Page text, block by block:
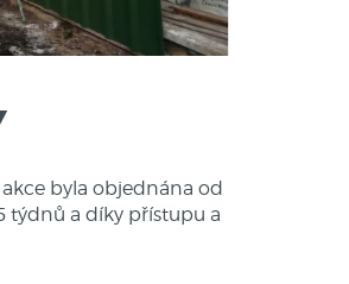
byla objednána od
týdnů a díky přístupu a